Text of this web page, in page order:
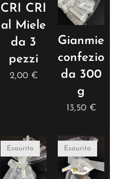
CRI CRI
al Miele
da 3
pezzi
2,00€
da 300
g
13,50€
Esaurito Esaurito